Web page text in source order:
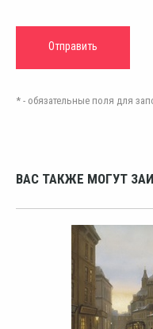
* - обязательные поля для
ВАС ТАКЖЕ МОГУТ